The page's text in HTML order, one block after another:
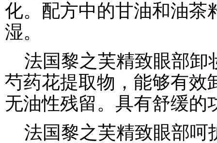
化。配方中的甘油和油茶
湿。
法国黎之芙精致眼部卸
芍药花提取物，能够有效
无油性残留。具有舒缓的
法国黎之芙精致眼部呵